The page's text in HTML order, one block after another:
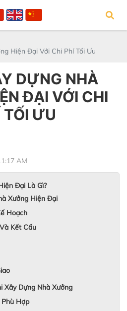
Hiện Đại Với Chi Phí Tối Ưu
DỰNG NHÀ
ĐẠI VỚI CHI
TỐI ƯU
AM
Đại Là Gì?
Xưởng Hiện Đại
Hoạch
Kết Cấu
Xây Dựng Nhà Xưởng
Hợp